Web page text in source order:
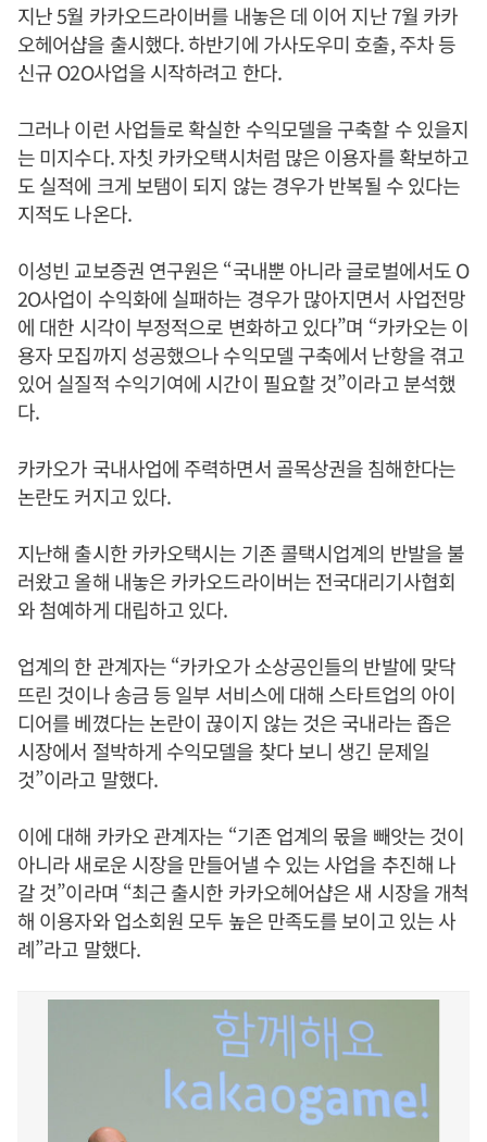
지난 5월 카카오드라이버를 내놓은 데 이어 지난 7월 카카
오헤어샵을 출시했다. 하반기에 가사도우미 호출, 주차 등
신규 O2O사업을 시작하려고 한다.
그러나 이런 사업들로 확실한 수익모델을 구축할 수 있을지
는 미지수다. 자칫 카카오택시처럼 많은 이용자를 확보하고
도 실적에 크게 보탬이 되지 않는 경우가 반복될 수 있다는
지적도 나온다.
이성빈 교보증권 연구원은 “국내뿐 아니라 글로벌에서도 O
2O사업이 수익화에 실패하는 경우가 많아지면서 사업전망
에 대한 시각이 부정적으로 변화하고 있다”며 “카카오는 이
용자 모집까지 성공했으나 수익모델 구축에서 난항을 겪고
있어 실질적 수익기여에 시간이 필요할 것”이라고 분석했
다.
카카오가 국내사업에 주력하면서 골목상권을 침해한다는
논란도 커지고 있다.
지난해 출시한 카카오택시는 기존 콜택시업계의 반발을 불
러왔고 올해 내놓은 카카오드라이버는 전국대리기사협회
와 첨예하게 대립하고 있다.
업계의 한 관계자는 “카카오가 소상공인들의 반발에 맞닥
뜨린 것이나 송금 등 일부 서비스에 대해 스타트업의 아이
디어를 베꼈다는 논란이 끊이지 않는 것은 국내라는 좁은
시장에서 절박하게 수익모델을 찾다 보니 생긴 문제일
것”이라고 말했다.
이에 대해 카카오 관계자는 “기존 업계의 몫을 빼앗는 것이
아니라 새로운 시장을 만들어낼 수 있는 사업을 추진해 나
갈 것”이라며 “최근 출시한 카카오헤어샵은 새 시장을 개척
해 이용자와 업소회원 모두 높은 만족도를 보이고 있는 사
례”라고 말했다.